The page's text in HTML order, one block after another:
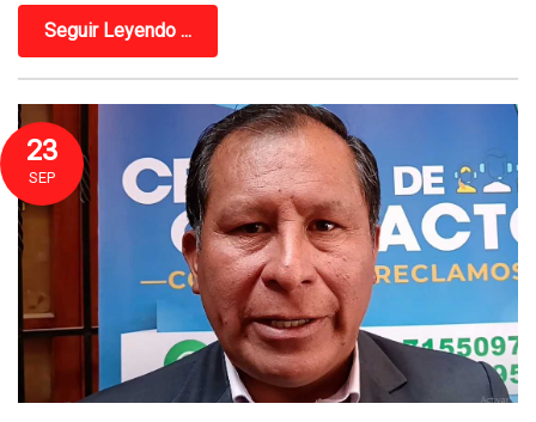
Seguir Leyendo ...
23
SEP